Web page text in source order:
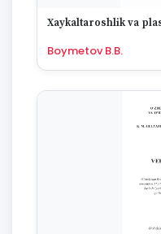
Xaykaltaroshlik va
Boymetov B.B.